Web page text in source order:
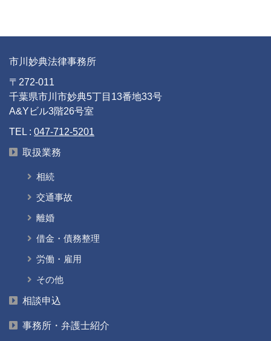
市川妙典法律事務所
〒272-011
千葉県市川市妙典5丁目13番地33号
A&Yビル3階26号室
TEL : 047-712-5201
取扱業務
相続
交通事故
離婚
借金・債務整理
労働・雇用
その他
相談申込
事務所・弁護士紹介